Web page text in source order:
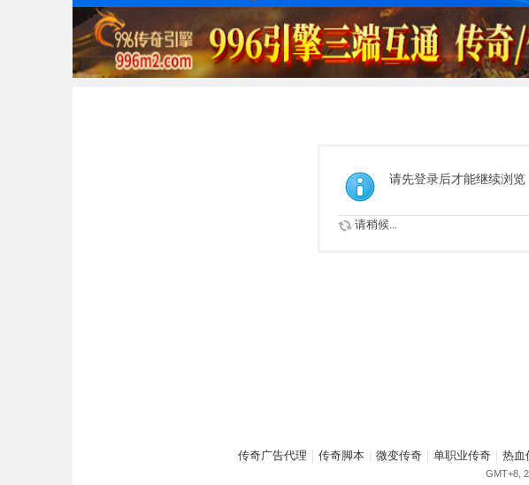
请先登录后才能继续浏览
请稍候...
传奇广告代理 | 传奇脚本 | 微变传奇 | 单职业传奇 | 热血
GMT+8,